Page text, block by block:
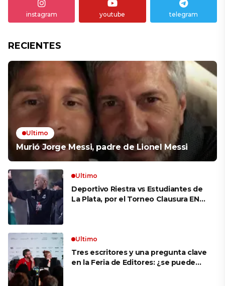
instagram youtube telegram
RECIENTES
Ultimo
Murió Jorge Messi, padre de Lionel Messi
Ultimo
Deportivo Riestra vs Estudiantes de
La Plata, por el Torneo Clausura EN
Ultimo
Tres escritores y una pregunta clave
en la Feria de Editores: ¿se puede